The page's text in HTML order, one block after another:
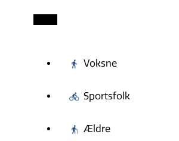
Voksne
Sportsfolk
Ældre